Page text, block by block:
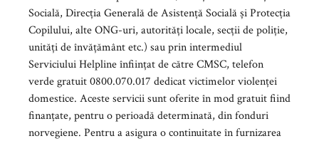
Socială, Direcția Generală de Asistență Socială și Protecția
Copilului, alte ONG-uri, autorități locale, secții de poliție,
unități de învățământ etc.) sau prin intermediul
Serviciului Helpline înființat de către CMSC, telefon
verde gratuit 0800.070.017 dedicat victimelor violenței
domestice. Aceste servicii sunt oferite în mod gratuit fiind
finanțate, pentru o perioadă determinată, din fonduri
norvegiene. Pentru a asigura o continuitate în furnizarea